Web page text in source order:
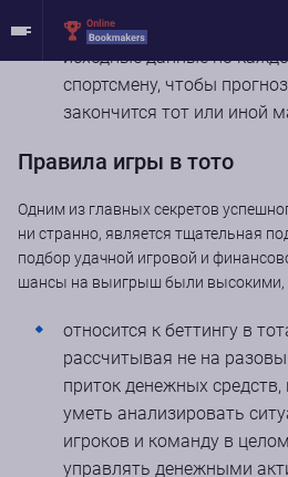
необходимо самому
исходные данные по
спортсмену, чтобы
закончится тот или иной
Правила игры в тото
Одним из главных секретов
ни странно, является тщательная
подбор удачной игровой и
шансы на выигрыш были высокими,
относится к беттингу в
рассчитывая не на
приток денежных
уметь анализировать
игроков и команду в
управлять денежными